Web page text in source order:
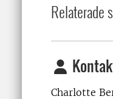
Relaterade
Charlotte